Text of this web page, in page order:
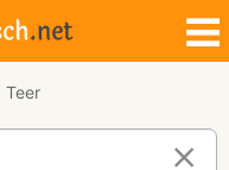
Teer